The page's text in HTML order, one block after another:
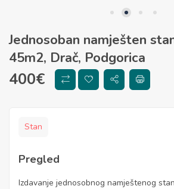
Jednosoban namješten
45m2, Drač, Podgorica
400€
Stan
Pregled
Izdavanje jednosobnog namještenog